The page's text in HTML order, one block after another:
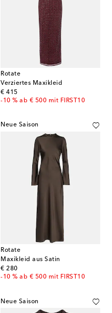
Rotate
Verziertes Maxikleid
€ 415
original price
-10 % ab € 500 mit FIRST10
Neue Saison
Rotate
Maxikleid aus Satin
€ 280
original price
-10 % ab € 500 mit FIRST10
Neue Saison